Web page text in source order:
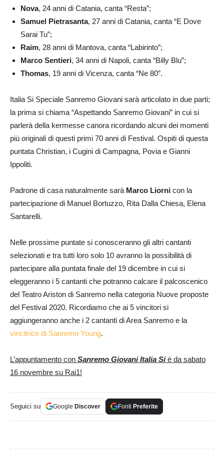
Nova, 24 anni di Catania, canta “Resta”;
Samuel Pietrasanta, 27 anni di Catania, canta “E Dove
Sarai Tu”;
Raim, 28 anni di Mantova, canta “Labirinto”;
Marco Sentieri, 34 anni di Napoli, canta “Billy Blu”;
Thomas, 19 anni di Vicenza, canta “Ne 80”.
Italia Si Speciale Sanremo Giovani sarà articolato in due parti;
la prima si chiama “Aspettando Sanremo Giovani” in cui si
parlerà della kermesse canora ricordando alcuni dei momenti
più originali di questi primi 70 anni di Festival. Ospiti di questa
puntata Christian, i Cugini di Campagna, Povia e Gianni
Ippoliti.
Padrone di casa naturalmente sarà Marco Liorni con la
partecipazione di Manuel Bortuzzo, Rita Dalla Chiesa, Elena
Santarelli.
Nelle prossime puntate si conosceranno gli altri cantanti
selezionati e tra tutti loro solo 10 avranno la possibilità di
partecipare alla puntata finale del 19 dicembre in cui si
eleggeranno i 5 cantanti che potranno calcare il palcoscenico
del Teatro Ariston di Sanremo nella categoria Nuove proposte
del Festival 2020. Ricordiamo che ai 5 vincitori si
aggiungeranno anche i 2 cantanti di Area Sanremo e la
vincitrice di Sanremo Young.
L’appuntamento con Sanremo Giovani Italia Siè da sabato
16 novembre su Rai1!
Seguici su Google Discover Fonti Preferite